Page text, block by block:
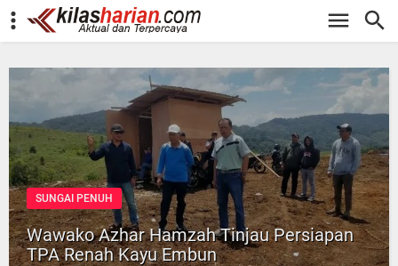
-->
SUNGAI PENUH
Wawako Azhar Hamzah Tinjau Persiapan
TPA Renah Kayu Embun